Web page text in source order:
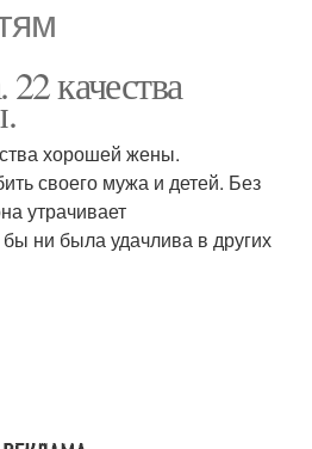
качества
хорошей жены.
своего мужа и детей. Без
утрачивает
бы ни была удачлива в других